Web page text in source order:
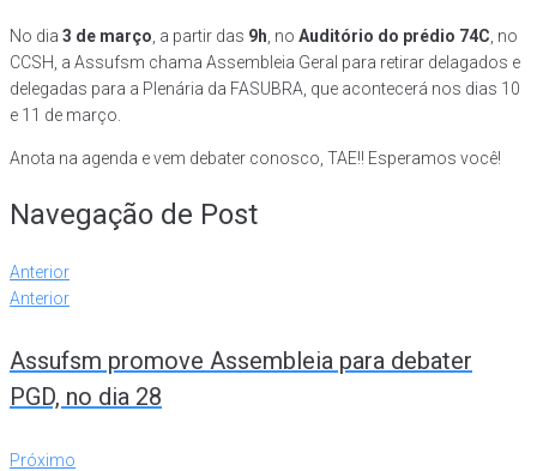
No dia 3 de março , a partir das 9h , no Auditório do prédio 74C , no
CCSH, a Assufsm chama Assembleia Geral para retirar delagados e
delegadas para a Plenária da FASUBRA, que acontecerá nos dias 10
e 11 de março.
Anota na agenda e vem debater conosco, TAE!! Esperamos você!
Navegação de Post
Anterior
Anterior
Assufsm promove Assembleia para debater
PGD, no dia 28
Próximo